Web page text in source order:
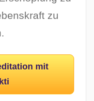
zu
mit